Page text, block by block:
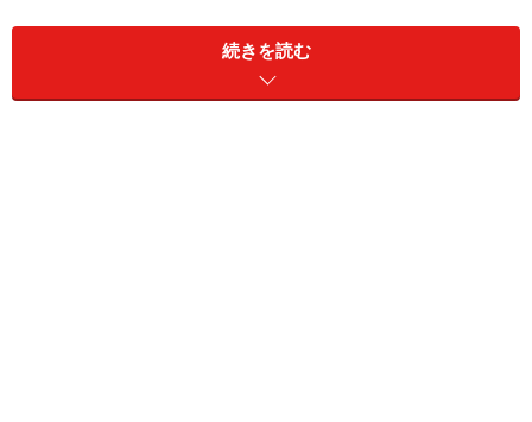
おひつじ座／牡羊座（3月21日～4月19日生まれ）
続きを読む